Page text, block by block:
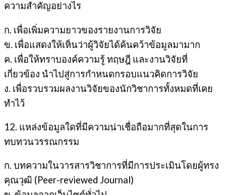
ความสำคัญอย่างไร
ก. เพื่อเพิ่มความยาวของรายงานการวิจัย
ข. เพื่อแสดงให้เห็นว่าผู้วิจัยได้ค้นคว้าข้อมูลมามาก
ค. เพื่อให้ทราบองค์ความรู้ ทฤษฎี และงานวิจัยที่
เกี่ยวข้อง นำไปสู่การกำหนดกรอบแนวคิดการวิจัย
ง. เพื่อรวบรวมผลงานวิจัยของนักวิชาการทั้งหมดที่เคย
ทำไว้
12. แหล่งข้อมูลใดที่มีความน่าเชื่อถือมากที่สุดในการ
ทบทวนวรรณกรรม
ก. บทความในวารสารวิชาการที่มีการประเมินโดยผู้ทรง
คุณวุฒิ (Peer-reviewed Journal)